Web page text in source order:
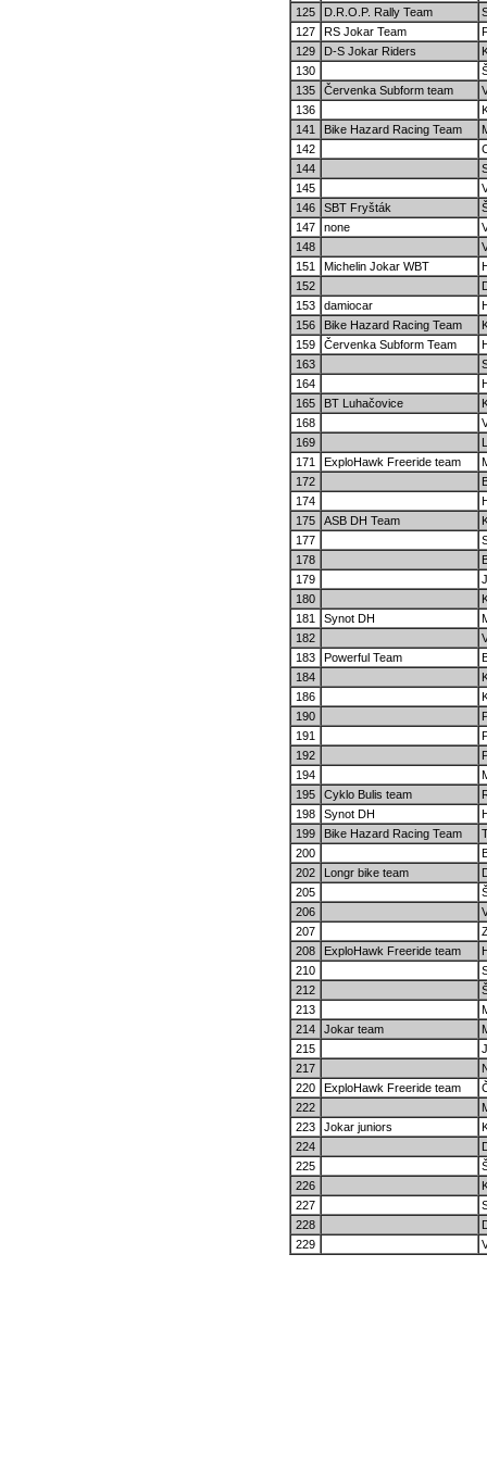
125
D.R.O.P. Rally Team
127
RS Jokar Team
129
D-S Jokar Riders
130
135
Červenka Subform team
136
141
Bike Hazard Racing Team
142
144
145
146
SBT Fryšták
147
none
148
151
Michelin Jokar WBT
152
153
damiocar
156
Bike Hazard Racing Team
159
Červenka Subform Team
163
164
165
BT Luhačovice
168
169
171
ExploHawk Freeride team
172
174
175
ASB DH Team
177
178
179
180
181
Synot DH
182
183
Powerful Team
184
186
190
191
192
194
195
Cyklo Bulis team
198
Synot DH
199
Bike Hazard Racing Team
200
202
Longr bike team
205
206
207
208
ExploHawk Freeride team
210
212
213
214
Jokar team
215
217
220
ExploHawk Freeride team
222
223
Jokar juniors
224
225
226
227
228
229